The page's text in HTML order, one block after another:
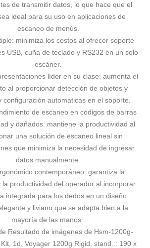
de transmitir datos, lo que hace que el
ideal para su uso en aplicaciones de
escaneo de menús.
minimiza los costos al ofrecer soporte
USB, cuña de teclado y RS232 en un solo
escáner.
líder en su clase: aumenta el
al proporcionar detección de objetos y
configuración automáticas en el soporte.
de escaneo en códigos de barras
y dañados: mantiene la productividad al
una solución de escaneo lineal sin
que minimiza la necesidad de ingresar
datos manualmente.
contemporáneo: garantiza la
la productividad del operador al incorporar
integrada para los dedos en un diseño
y liviano que se adapta bien a la
mayoría de las manos .